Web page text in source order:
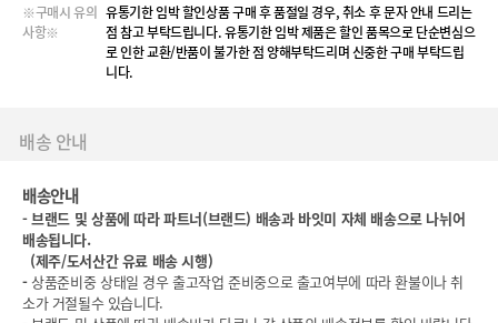
※구매시 유의
사항※
유통기한 임박 할인상품 구매 후 품절일 경우, 취소 후 문자 안내 드리는
점 참고 부탁드립니다. 유통기한 임박 제품은 할인 품목으로 단순변심으
로 인한 교환/반품이 불가한 점 양해부탁드리며 신중한 구매 부탁드립
니다.
배송 안내
배송안내
-브랜드 및 상품에 따라 파트너(브랜드) 배송과 바잇미 자체 배송으로 나뉘어
배송됩니다.
(제주/도서산간 유료 배송 시행)
- 상품준비중 상태일 경우 출고작업 준비중으로 출고여부에 따라 환불이나 취
소가 거절될수 있습니다.